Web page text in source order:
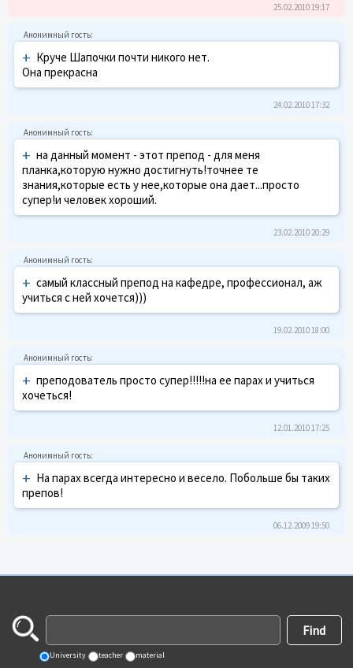
25.02.2010 19:17
+ Круче Шапочки почти никого нет.
Она прекрасна
24.02.2010 17:32
+ на данный момент - этот препод - для меня
планка,которую нужно достигнуть!точнее те
знания,которые есть у нее,которые она дает...просто
супер!и человек хороший.
23.02.2010 20:29
+ самый классный препод на кафедре, профессионал, аж
учиться с ней хочется)))
19.02.2010 18:00
+ преподователь просто супер!!!!!на ее парах и учиться
хочеться!
12.01.2010 17:25
+ На парах всегда интересно и весело. Побольше бы таких
препов!
06.12.2009 19:50
University teacher material